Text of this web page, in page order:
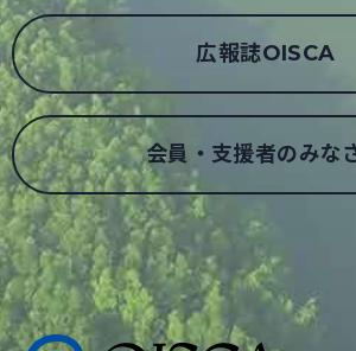
広報誌OISCA
会員・支援者のみな